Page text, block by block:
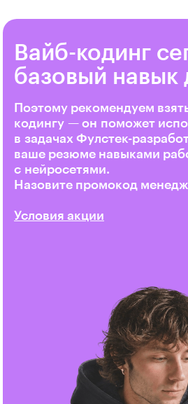
Вайб-кодинг
базовый навык
Поэтому рекомендуем
кодингу — он поможет
в задачах Фулстек-
ваше резюме навыками
с нейросетями.
Назовите промокод
Условия акции